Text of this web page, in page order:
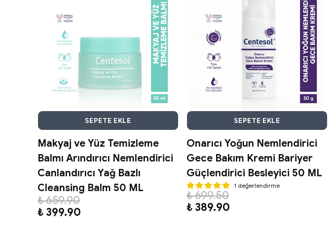
SEPETE EKLE
Makyaj ve Yüz Temizleme
Balmı Arındırıcı Nemlendirici
Canlandırıcı Yağ Bazlı
Cleansing Balm 50 ML
₺ 659.90
₺ 399.90
SEPETE EKLE
Onarıcı Yoğun Nemlendirici
Gece Bakım Kremi Bariyer
Güçlendirici Besleyici 50 ML
1 değerlendirme
₺ 699.50
₺ 389.90